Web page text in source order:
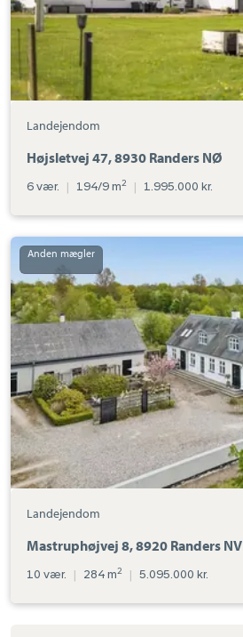
Landejendom
Højsletvej 47, 8930 Randers NØ
6 vær. | 194/9 m2 | 1.995.000 kr.
Landejendom:
Mastruphøjvej
8,
8920
Randers
NV
Landejendom
Mastruphøjvej 8, 8920 Randers NV
10 vær. | 284 m2 | 5.095.000 kr.